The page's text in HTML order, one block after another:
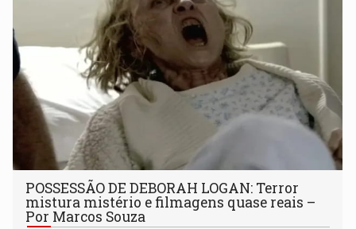
POSSESSÃO DE DEBORAH LOGAN: Terror
mistura mistério e filmagens quase reais –
Por Marcos Souza